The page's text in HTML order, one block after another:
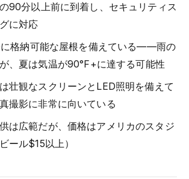
90分以上前に到着し、セキュリティス
に対応
格納可能な屋根を備えている——雨の
、夏は気温が90°F+に達する可能性
壮観なスクリーンとLED照明を備えて
撮影に非常に向いている
は広範だが、価格はアメリカのスタジ
ール$15以上）